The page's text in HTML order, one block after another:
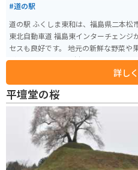
#道の駅
道の駅 ふくしま東和は、福島県二本松
東北自動車道 福島東インターチェン
セスも良好です。 地元の新鮮な野菜や果物が並ぶ農産物直売所は、特に人気
があります。旬の食材を使ったレスト
打ちそばの店もあり、食事も楽しめます。 バイクで訪れる場合、駐車
く停めやすいので安心です。道の駅周
スポットも点在しています。雄大な自
まどおる」などが人気です。道の駅
施設なので、ぜひ立ち寄ってみてくださ
詳し
平壇堂の桜